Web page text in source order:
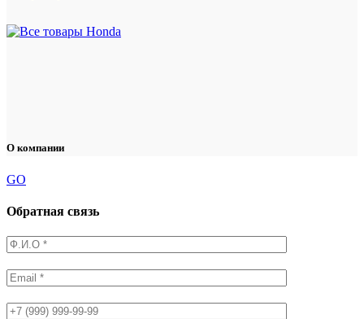
О компании
GO
Обратная связь